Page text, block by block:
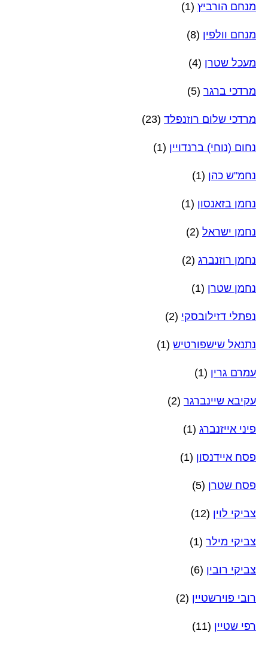
מנחם הורביץ (1)
מנחם וולפין (8)
מעכל שטרן (4)
מרדכי ברגר (5)
מרדכי שלום רוזנפלד (23)
נחום (נוחי) ברנדויין (1)
נחמ"ש כהן (1)
נחמן בזאנסון (1)
נחמן ישראל (2)
נחמן רוזנברג (2)
נחמן שטרן (1)
נפתלי דזילובסקי (2)
נתנאל שישפורטיש (1)
עמרם גרין (1)
עקיבא שיינברגר (2)
פיני אייזנברג (1)
פסח איידנסון (1)
פסח שטרן (5)
צביקי לוין (12)
צביקי מילר (1)
צביקי רובין (6)
רובי פוירשטיין (2)
רפי שטיין (11)